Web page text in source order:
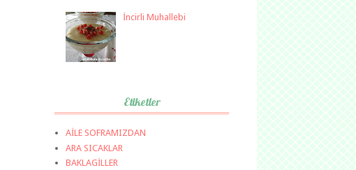
İncirli Muhallebi
Etiketler
AİLE SOFRAMIZDAN
ARA SICAKLAR
BAKLAGİLLER